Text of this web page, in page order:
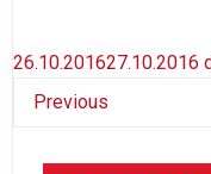
26.10.201627.10.2016
Previous